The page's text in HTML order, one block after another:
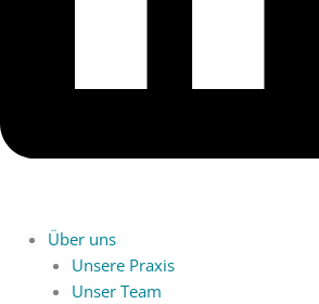
Über uns
Unsere Praxis
Unser Team